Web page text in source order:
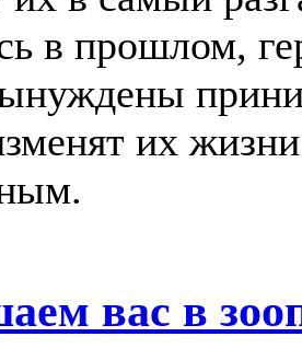
в прошлом,
их
вас в